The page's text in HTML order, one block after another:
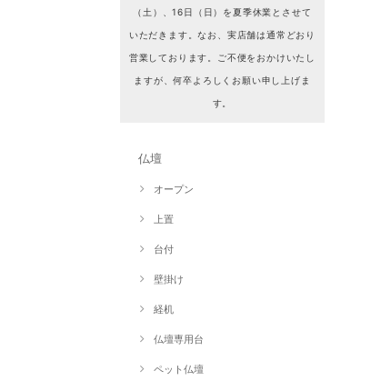
（土）、16日（日）を夏季休業とさせて
いただきます。なお、実店舗は通常どおり
営業しております。ご不便をおかけいたし
ますが、何卒よろしくお願い申し上げま
す。
仏壇
オープン
上置
台付
壁掛け
経机
仏壇専用台
ペット仏壇